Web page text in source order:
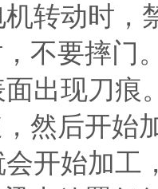
转动时，
不要摔门
出现刀痕
然后开始
开始加工